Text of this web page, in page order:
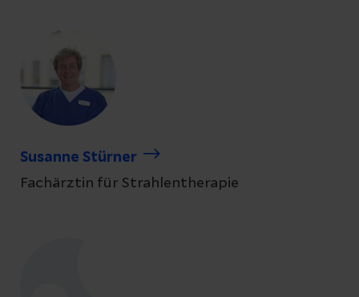
Susanne Stürner
Fachärztin für Strahlentherapie